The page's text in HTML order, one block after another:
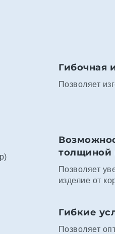
Гибочная
Позволяет
толщиной
Позволяет
изделие от
Гибкие
Позволяет